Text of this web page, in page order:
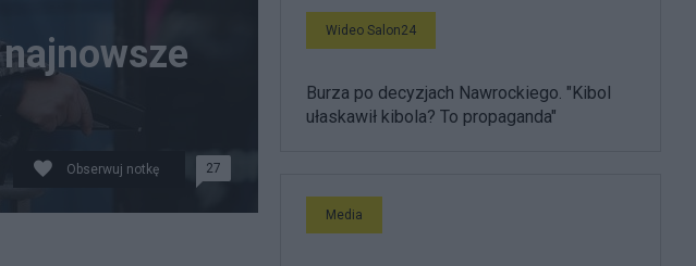
Obserwuj notkę 27
Wideo Salon24
Burza po decyzjach Nawrockiego. "Kibol
ułaskawił kibola? To propaganda"
Media